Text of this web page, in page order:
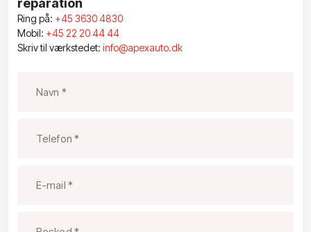
reparation
Ring på: +45 3630 4830
Mobil: +45 22 20 44 44
Skriv til værkstedet: info@apexauto.dk